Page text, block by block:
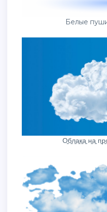
Белые
О̠б̠л̠а̠к̠а̠ н̠а̠